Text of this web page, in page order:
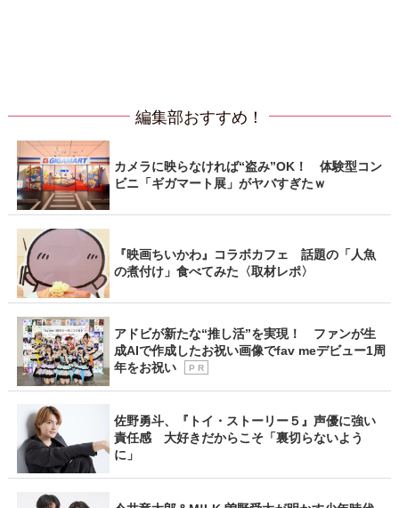
編集部おすすめ！
カメラに映らなければ“盗み”OK！ 体験型コン
ビニ「ギガマート展」がヤバすぎたｗ
『映画ちいかわ』コラボカフェ 話題の「人魚
の煮付け」食べてみた〈取材レポ〉
アドビが新たな“推し活”を実現！ ファンが生
成AIで作成したお祝い画像でfav meデビュー1周
年をお祝い
P R
佐野勇斗、『トイ・ストーリー５』声優に強い
責任感 大好きだからこそ「裏切らないよう
に」